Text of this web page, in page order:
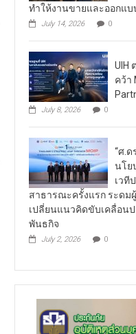
ทำให้งานขายและออกแบ
July 14, 2026 0
UIH
คว้า
July 8, 2026 0
“ศ.
นโย
เวที
สาธารณะครั้งแรก ระดม
เปลี่ยนแนวคิดขับเคลื่อน
พันธกิจ
July 2, 2026 0